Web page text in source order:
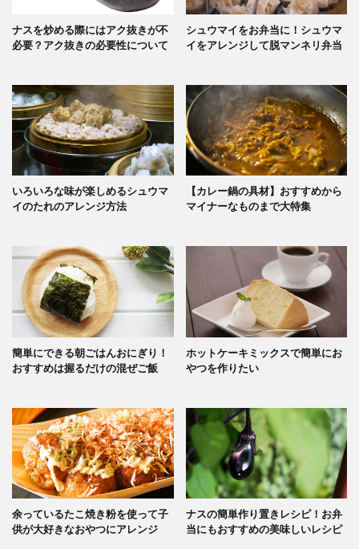
ナスを炒める際にはアク抜きが不
必要？アク抜きの必要性について
シュウマイをお弁当に！シュウマ
イをアレンジして脱マンネリ弁当
いろいろな味が楽しめるシュウマ
イのたれのアレンジ方法
【カレー鍋の具材】おすすめから
マイナーなものまで大特集
簡単にできる朝ごはんおにぎり！
おすすめは握るだけの混ぜご飯
ホットケーキミックスで簡単にお
やつを作りたい
余っているたこ焼き粉を使って子
供が大好きなおやつにアレンジ
ナスの簡単作り置きレシピ！お弁
当にもおすすめの美味しいレシピ